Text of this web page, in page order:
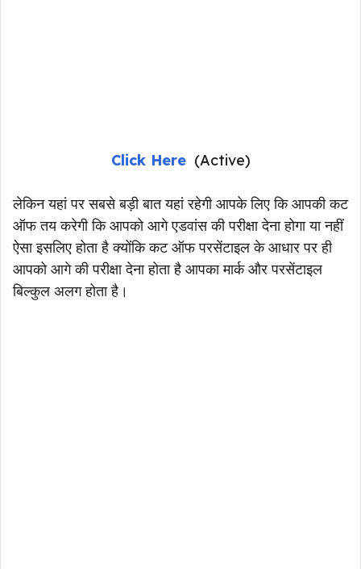
Click Here (Active)
लेकिन यहां पर सबसे बड़ी बात यहां रहेगी आपके लिए कि आपकी कट
ऑफ तय करेगी कि आपको आगे एडवांस की परीक्षा देना होगा या नहीं
ऐसा इसलिए होता है क्योंकि कट ऑफ परसेंटाइल के आधार पर ही
आपको आगे की परीक्षा देना होता है आपका मार्क और परसेंटाइल
बिल्कुल अलग होता है।